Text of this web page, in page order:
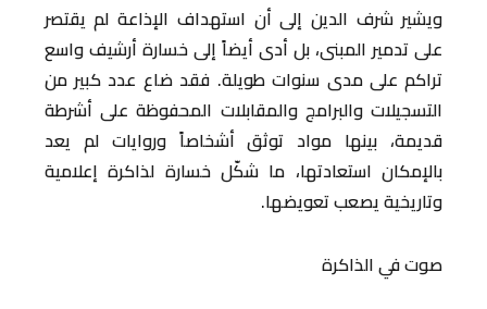
ويشير شرف الدين إلى أن استهداف الإذاعة لم يقتصر
على تدمير المبنى، بل أدى أيضاً إلى خسارة أرشيف واسع
تراكم على مدى سنوات طويلة. فقد ضاع عدد كبير من
التسجيلات والبرامج والمقابلات المحفوظة على أشرطة
قديمة، بينها مواد توثق أشخاصاً وروايات لم يعد
بالإمكان استعادتها، ما شكّل خسارة لذاكرة إعلامية
وتاريخية يصعب تعويضها.
صوت في الذاكرة